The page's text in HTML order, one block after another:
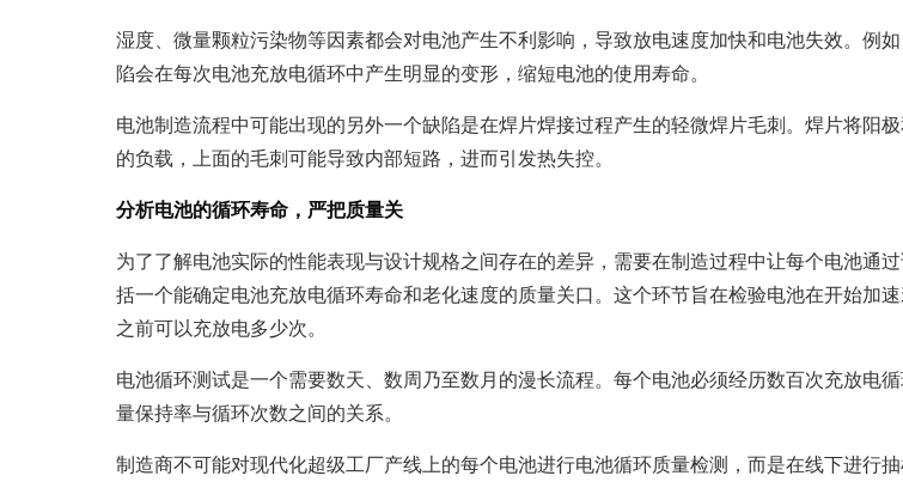
湿度、微量颗粒污染物等因素都会对电池产生不利影响，导致放电速度加快和电池失效。例
陷会在每次电池充放电循环中产生明显的变形，缩短电池的使用寿命。
电池制造流程中可能出现的另外一个缺陷是在焊片焊接过程产生的轻微焊片毛刺。焊片将阳
的负载，上面的毛刺可能导致内部短路，进而引发热失控。
分析电池的循环寿命 ，严把质量关
为了了解电池实际的性能表现与设计规格之间存在的差异，需要在制造过程中让每个电池通
括一个能确定电池充放电循环寿命和老化速度的质量关口。这个环节旨在检验电池在开始加
之前可以充放电多少次。
电池循环测试是一个需要数天、数周乃至数月的漫长流程。每个电池必须经历数百次充放电
量保持率与循环次数之间的关系。
制造商不可能对现代化超级工厂产线上的每个电池进行电池循环质量检测，而是在线下进行抽